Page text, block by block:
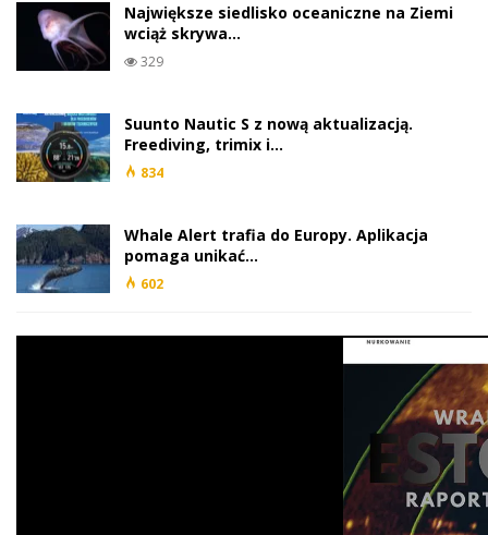
Największe siedlisko oceaniczne na Ziemi
wciąż skrywa…
329
Suunto Nautic S z nową aktualizacją.
Freediving, trimix i…
834
Whale Alert trafia do Europy. Aplikacja
pomaga unikać…
602